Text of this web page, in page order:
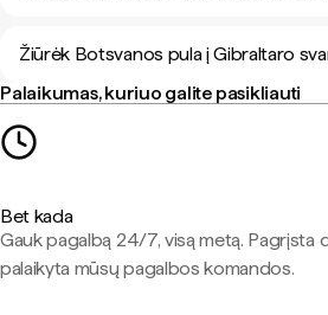
Žiūrėk Botsvanos pula į Gibraltaro
Palaikumas, kuriuo galite pasikliauti
Bet kada
Gauk pagalbą 24/7, visą metą. Pagrįsta
palaikyta mūsų pagalbos komandos.